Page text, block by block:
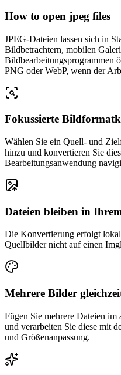
How to open jpeg files
JPEG-Dateien lassen sich in
Bildbetrachtern, mobilen
Bildbearbeitungsprogrammen
PNG oder WebP, wenn der
Fokussierte
Wählen Sie ein Quell- und
hinzu und konvertieren Sie
Bearbeitungsanwendung
Dateien bleiben in
Die Konvertierung erfolgt
Quellbilder nicht auf einen
Mehrere Bilder
Fügen Sie mehrere Dateien
und verarbeiten Sie diese mit
und Größenanpassung.